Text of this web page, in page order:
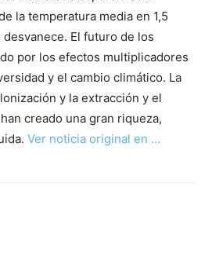
la temperatura media en 1,5
El futuro de los
por los efectos multiplicadores
y el cambio climático. La
y la extracción y el
creado una gran riqueza,
Ver noticia original en …